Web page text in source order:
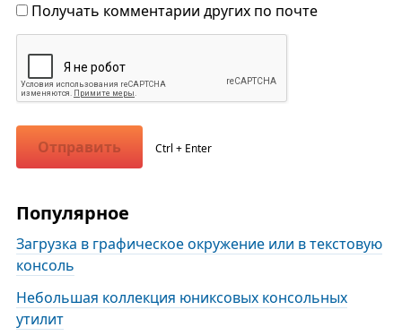
Получать комментарии других по почте
Отправить Ctrl + Enter
Популярное
Загрузка в графическое окружение или в текстовую
консоль
Небольшая коллекция юниксовых консольных
утилит